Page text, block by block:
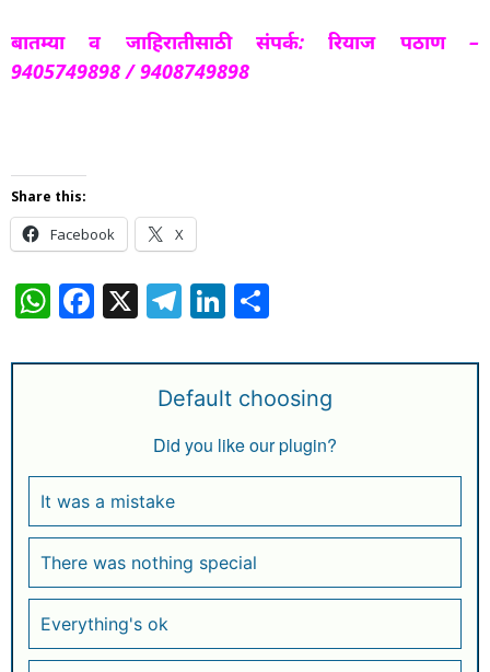
बातम्या व जाहिरातीसाठी संपर्क: रियाज पठाण –
9405749898 / 9408749898
Share this:
Facebook X
W
at
p
p
F
c
o
o
k
X T
e
g
ra
m
Li
k
e
dI
n
ar
e
Default choosing
Did you like our plugin?
It was a mistake
There was nothing special
Everything's ok